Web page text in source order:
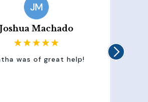
JM
Joshua Machado
was of great help!